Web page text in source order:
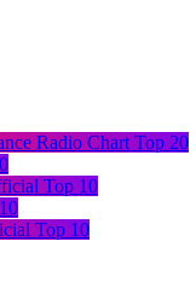
Radio Chart Top 20
Top 10
Top 10